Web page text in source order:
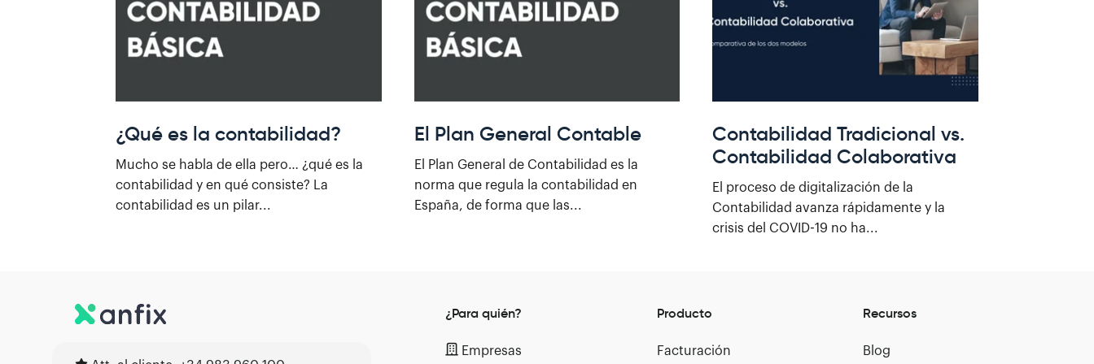
¿Qué es la contabilidad?
Mucho se habla de ella pero… ¿qué es la
contabilidad y en qué consiste? La
contabilidad es un pilar...
El Plan General Contable
El ​Plan General de ​Contabilidad​ es la
norma que regula la contabilidad en
España, de forma que las...
Contabilidad Tradicional vs.
Contabilidad Colaborativa
El proceso de digitalización de la
Contabilidad avanza rápidamente y la
crisis del COVID-19 no ha...
¿Para quién?
Empresas
Producto
Facturación
Recursos
Blog